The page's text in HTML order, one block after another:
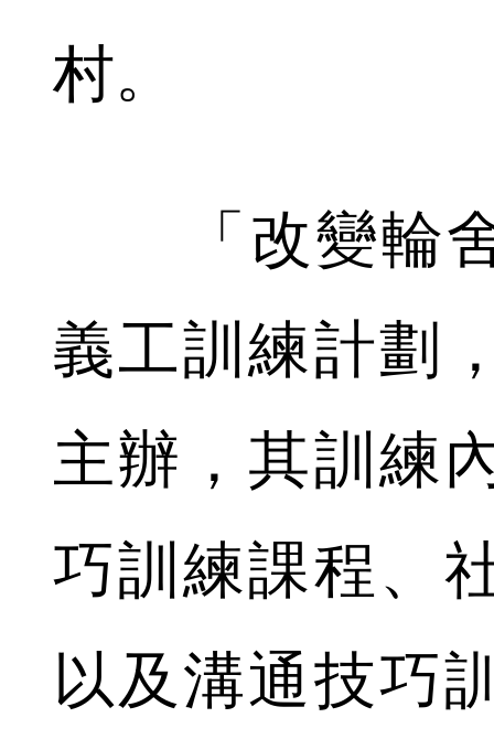
村。
「改變輪舍
義工訓練計劃
主辦，其訓練
巧訓練課程、
以及溝通技巧